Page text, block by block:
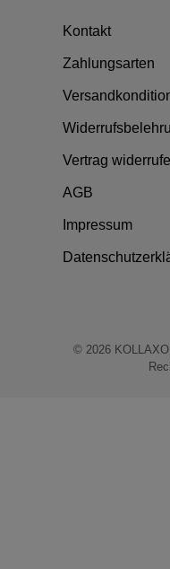
Kontakt
Zahlungsarten
Vertrag
AGB
Impressum
© 2026